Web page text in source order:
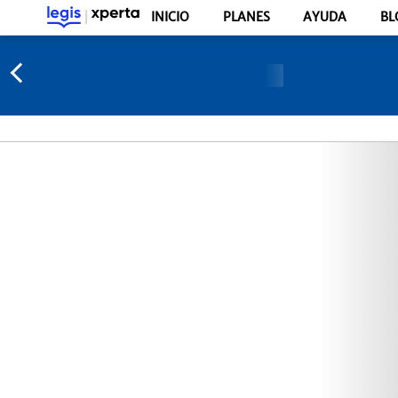
INICIO PLANES AYUDA